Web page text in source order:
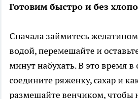
Готовим быстро и без
Сначала займитесь
водой, перемешайте и
минут набухать. В это время в
соедините ряженку, сахар и
размешайте венчиком, чтобы